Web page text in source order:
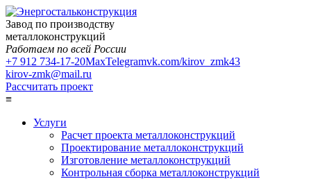
Завод по производству
металлоконструкций
Работаем по всей России
+7 912 734-17-20MaxTelegramvk.com/kirov_zmk43
kirov-zmk@mail.ru
Рассчитать проект
≡
Услуги
Расчет проекта металлоконструкций
Проектирование металлоконструкций
Изготовление металлоконструкций
Контрольная сборка металлоконструкций